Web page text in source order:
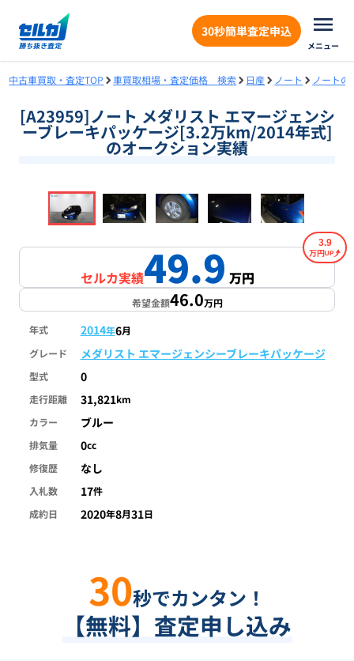
30秒簡単査定申込
メニュー
中古車買取・査定TOP 車買取相場・査定価格 検索 日産 ノート ノート
[A23959]ノート メダリスト エマージェンシ
ーブレーキパッケージ[3.2万km/2014年式]
のオークション実績
1/16
セルカ実績49.9万円
3.9
万円
希望金額46.0万円
年式 2014年6月
グレード
メダリスト エマージェンシーブレーキパッケージ
型式 0
走行距離 31,821km
カラー
ブルー
排気量 0cc
修復歴
なし
入札数 17件
成約日
2020年8月31日
30秒でカンタン！
【無料】査定申し込み